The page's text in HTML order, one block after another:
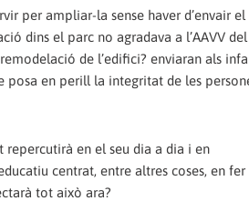
per ampliar-la sense haver d’envair el
dins el parc no agradava a l’AAVV del
de l’edifici? enviaran als
posa en perill la integritat de les
repercutirà en el seu dia a dia i en
centrat, entre altres coses, en fer
tot això ara?